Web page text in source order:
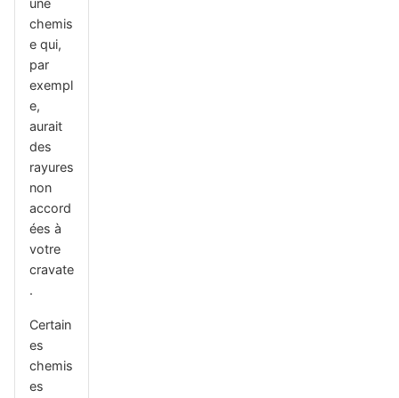
une
chemis
e qui,
par
exempl
e,
aurait
des
rayures
non
accord
ées à
votre
cravate
.
Certain
es
chemis
es